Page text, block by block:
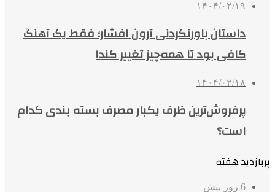
۱۴۰۴/۰۲/۱۹
داستان باورنکردنی آرون افشار؛ فقط یک آهنگ
کافی بود تا همه‌چیز تغییر کند!
۱۴۰۴/۰۲/۱۸
پرفروش‌ترین ظرف یکبار مصرف بسته بندی کدام
است؟
پربازدید هفته
6 روز پیش